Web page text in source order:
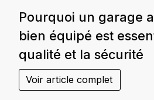
Pourquoi un garage
bien équipé est
qualité et la sécurité
Voir article complet